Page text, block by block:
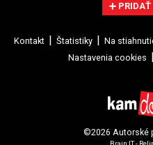
Kontakt Štatistiky Na
Nastavenia cookies
©2026 Autorské
Brain:IT -